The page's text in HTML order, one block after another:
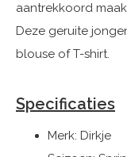
aantrekkoord
Deze geruite
blouse of T-shirt.
Specificaties
Merk: Dirkje